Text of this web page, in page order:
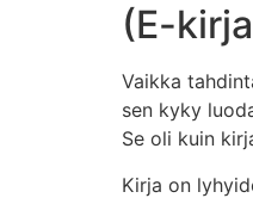
(E-
Vaikka
sen kyky
Se oli kuin
Kirja on